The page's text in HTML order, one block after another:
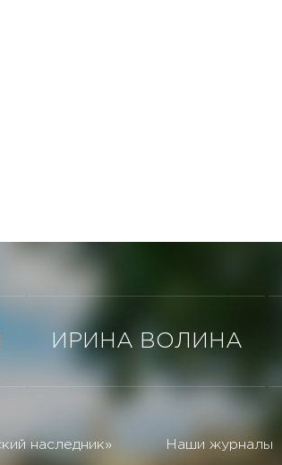
ИРИНА ВОЛИНА
наследник» Наши журналы